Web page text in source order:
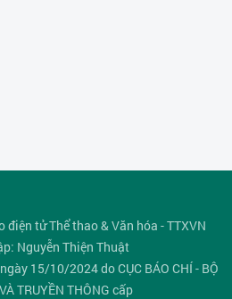
điện tử Thể thao & Văn hóa - TTXVN
Nguyễn Thiện Thuật
15/10/2024 do CỤC BÁO CHÍ - BỘ
TRUYỀN THÔNG cấp